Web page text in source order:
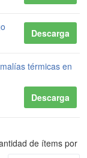
Descarga
térmicas en
Descarga
de ítems por